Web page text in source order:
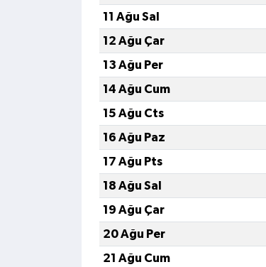
11 Ağu Sal
12 Ağu Çar
13 Ağu Per
14 Ağu Cum
15 Ağu Cts
16 Ağu Paz
17 Ağu Pts
18 Ağu Sal
19 Ağu Çar
20 Ağu Per
21 Ağu Cum